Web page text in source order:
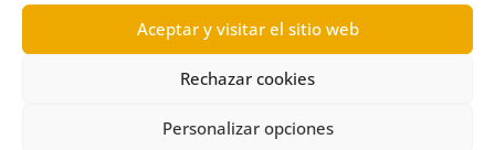
Aceptar y visitar el sitio web
Rechazar cookies
Personalizar opciones
en tiempo y forma al Comisionado.
Es por ello, por lo que el Comisionado de
la «Recomendación 1/2023 sobre las